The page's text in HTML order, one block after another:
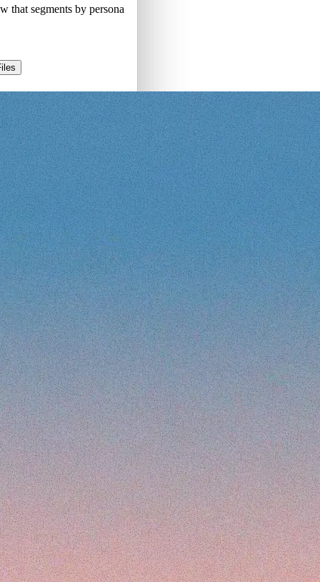
that segments by persona
दुनिया की अग्रणी टीमों का हर दिन विश्वसनीय
विकल्प